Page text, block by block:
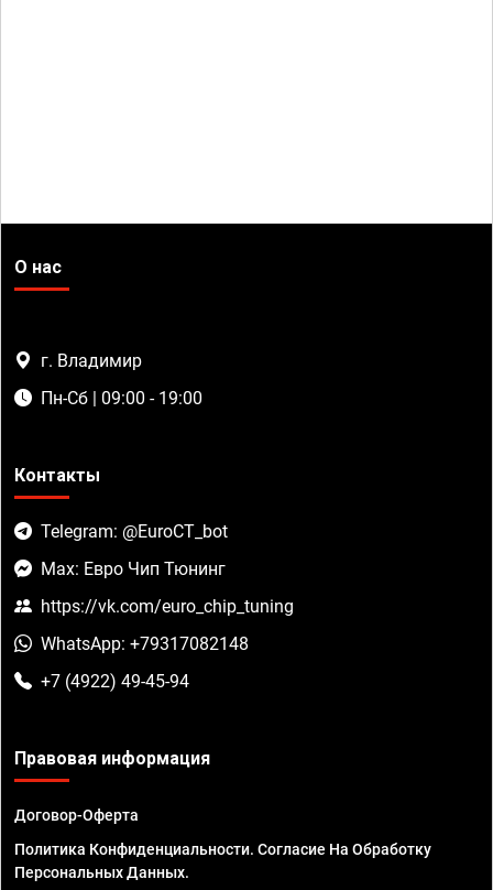
О нас
г. Владимир
Пн-Сб | 09:00 - 19:00
Контакты
Telegram: @EuroCT_bot
Max: Евро Чип Тюнинг
https://vk.com/euro_chip_tuning
WhatsApp: +79317082148
+7 (4922) 49-45-94
Правовая информация
Договор-Оферта
Политика Конфиденциальности. Согласие На Обработку
Персональных Данных.